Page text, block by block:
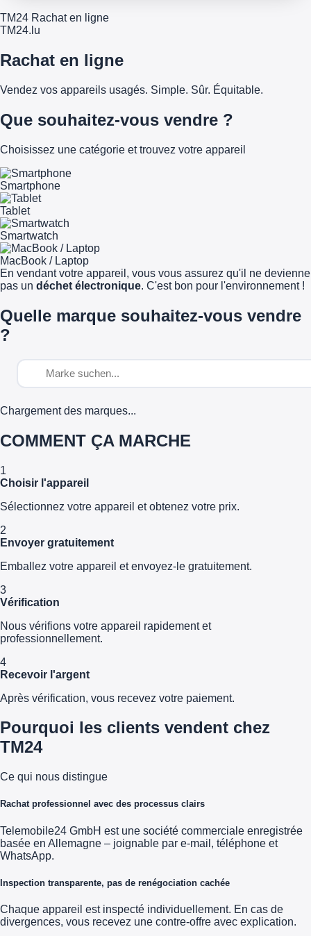
TM24 Rachat en ligne
TM24.lu
Rachat en ligne
Vendez vos appareils usagés. Simple. Sûr. Équitable.
Que souhaitez-vous vendre ?
Choisissez une catégorie et trouvez votre appareil
Smartphone
Tablet
Smartwatch
MacBook / Laptop
En vendant votre appareil, vous vous assurez qu'il ne devienne
pas un déchet électronique. C'est bon pour l'environnement !
Quelle marque souhaitez-vous vendre
?
Chargement des marques...
COMMENT ÇA MARCHE
1
Choisir l'appareil
Sélectionnez votre appareil et obtenez votre prix.
2
Envoyer gratuitement
Emballez votre appareil et envoyez-le gratuitement.
3
Vérification
Nous vérifions votre appareil rapidement et
professionnellement.
4
Recevoir l'argent
Après vérification, vous recevez votre paiement.
Pourquoi les clients vendent chez
TM24
Ce qui nous distingue
Rachat professionnel avec des processus clairs
Telemobile24 GmbH est une société commerciale enregistrée
basée en Allemagne – joignable par e-mail, téléphone et
WhatsApp.
Inspection transparente, pas de renégociation cachée
Chaque appareil est inspecté individuellement. En cas de
divergences, vous recevez une contre-offre avec explication.